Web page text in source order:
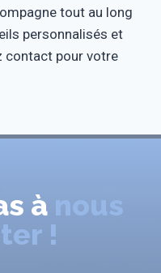
tout au long
personnalisés et
contact pour votre
à nous
!